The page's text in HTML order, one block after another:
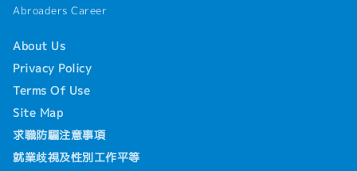
Abroaders Career
About Us
Privacy Policy
Terms Of Use
Site Map
求職防騙注意事項
就業歧視及性別工作平等